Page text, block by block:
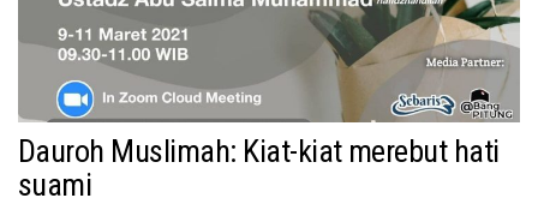
Dauroh Muslimah: Kiat-kiat merebut hati
suami